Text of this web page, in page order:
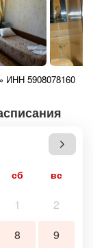
ИНН 5908078160
сб вс
1
2
8
9